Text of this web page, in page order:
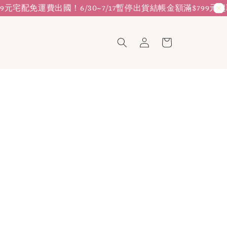
宅配免運費出國！6/30~7/17暫停出貨結帳金額滿$799元